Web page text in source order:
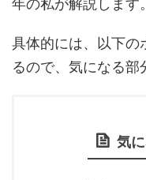
年の私が解説します。
具体的には、以下の
るので、気になる部
気